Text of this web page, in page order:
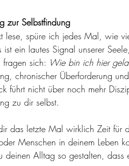
zur Selbstfindung
lese, spüre ich jedes Mal, wie
ist ein lautes Signal unserer
fragen sich: Wie bin ich hier
chronischer Überforderung
führt nicht über noch mehr
zu dir selbst.
das letzte Mal wirklich Zeit für
Menschen in deinem Leben
deinen Alltag so gestalten,